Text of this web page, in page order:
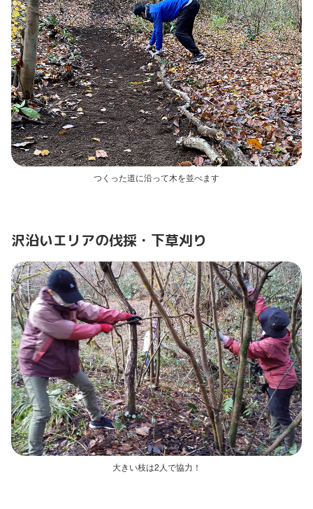
つくった道に沿って木を並べます
沢沿いエリアの伐採・下草刈り
大きい枝は2人で協力！